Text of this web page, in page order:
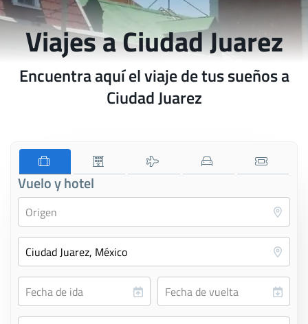
Viajes a Ciudad Juarez
Encuentra aquí el viaje de tus sueños a
Ciudad Juarez
Vuelo y hotel